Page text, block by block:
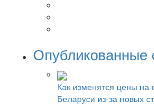
Опубликованные
Как изменятся цены на
Беларуси из-за новых